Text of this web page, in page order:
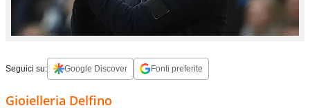
Seguici su: Google Discover Fonti preferite
Gioielleria Delfino